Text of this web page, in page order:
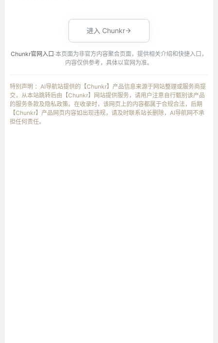
进入 Chunkr
Chunkr官网入口 ·本页面为非官方内容聚合页面，提供相关介绍和快捷入口，
内容仅供参考，具体以官网为准。
特别声明 ：AI导航站提供的【Chunkr】产品信息来源于网站整理或服务商提
交，从本站跳转后由【Chunkr】网站提供服务，请用户注意自行甄别该产品
的服务条款及隐私政策。在收录时，该网页上的内容都属于合规合法，后期
【Chunkr】产品网页内容如出现违规，请及时联系站长删除，AI导航网不承
担任何责任。